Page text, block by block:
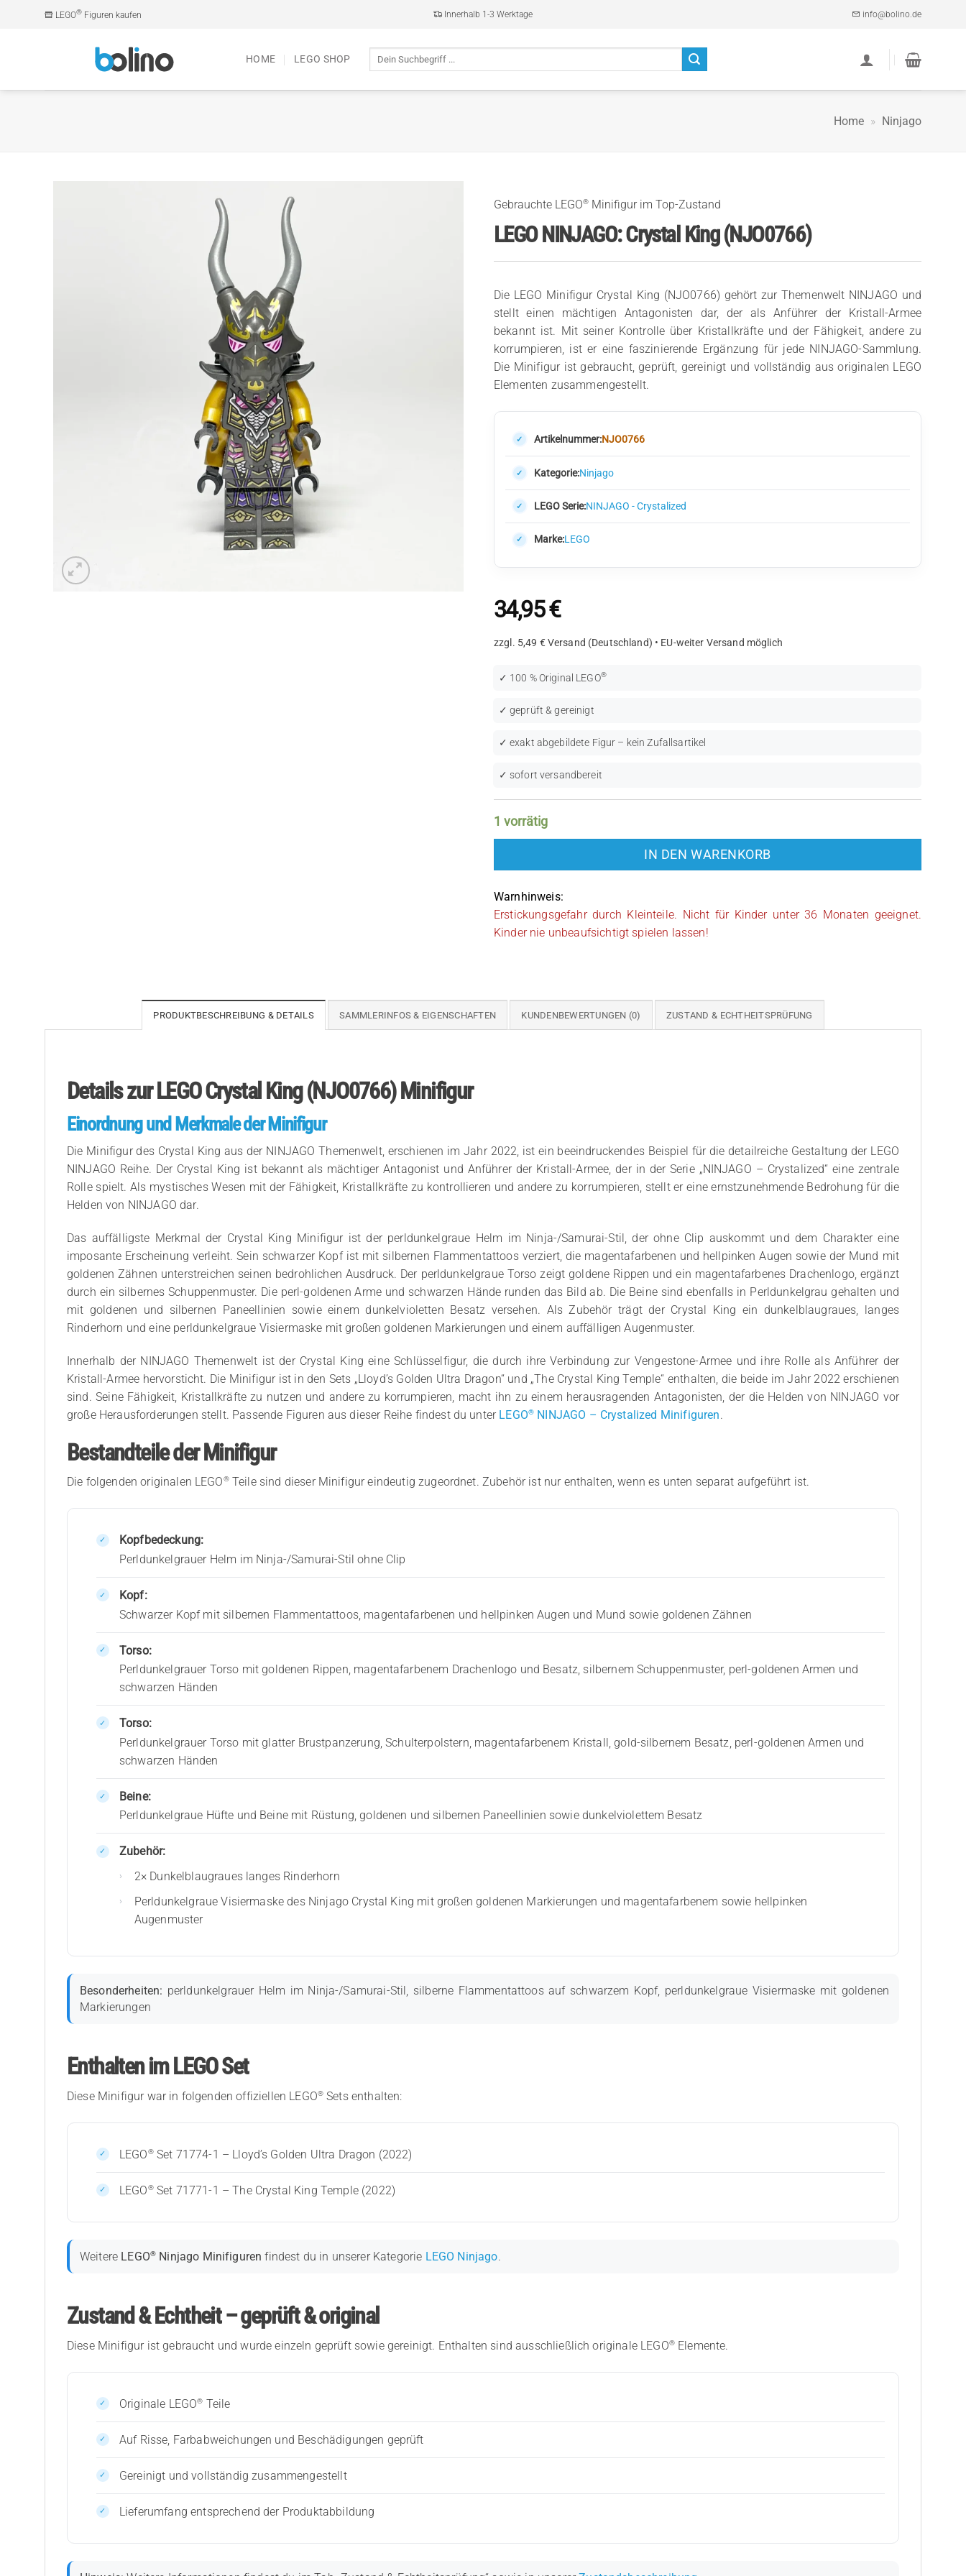
LEGO® Figuren kaufen Innerhalb 1-3 Werktage info@bolino.de
HOME LEGO SHOP
Suche
Home » Ninjago
Gebrauchte LEGO® Minifigur im Top-Zustand
LEGO NINJAGO: Crystal King (NJO0766)
Die LEGO Minifigur Crystal King (NJO0766) gehört zur Themenwelt NINJAGO und
stellt einen mächtigen Antagonisten dar, der als Anführer der Kristall-Armee
bekannt ist. Mit seiner Kontrolle über Kristallkräfte und der Fähigkeit, andere zu
korrumpieren, ist er eine faszinierende Ergänzung für jede NINJAGO-Sammlung.
Die Minifigur ist gebraucht, geprüft, gereinigt und vollständig aus originalen LEGO
Elementen zusammengestellt.
Artikelnummer:NJO0766
Kategorie:Ninjago
LEGO Serie:NINJAGO - Crystalized
Marke:LEGO
34,95€
zzgl. 5,49 € Versand (Deutschland) • EU-weiter Versand möglich
✓ 100 % Original LEGO®
✓ geprüft & gereinigt
✓ exakt abgebildete Figur – kein Zufallsartikel
✓ sofort versandbereit
1 vorrätig
IN DEN WARENKORB
Warnhinweis:
Erstickungsgefahr durch Kleinteile. Nicht für Kinder unter 36 Monaten geeignet.
Kinder nie unbeaufsichtigt spielen lassen!
PRODUKTBESCHREIBUNG & DETAILS SAMMLERINFOS & EIGENSCHAFTEN KUNDENBEWERTUNGEN (0) ZUSTAND & ECHTHEITSPRÜFUNG
Details zur LEGO Crystal King (NJO0766) Minifigur
Einordnung und Merkmale der Minifigur
Die Minifigur des Crystal King aus der NINJAGO Themenwelt, erschienen im Jahr 2022, ist ein beeindruckendes Beispiel für die detailreiche Gestaltung der LEGO
NINJAGO Reihe. Der Crystal King ist bekannt als mächtiger Antagonist und Anführer der Kristall-Armee, der in der Serie „NINJAGO – Crystalized“ eine zentrale
Rolle spielt. Als mystisches Wesen mit der Fähigkeit, Kristallkräfte zu kontrollieren und andere zu korrumpieren, stellt er eine ernstzunehmende Bedrohung für die
Helden von NINJAGO dar.
Das auffälligste Merkmal der Crystal King Minifigur ist der perldunkelgraue Helm im Ninja-/Samurai-Stil, der ohne Clip auskommt und dem Charakter eine
imposante Erscheinung verleiht. Sein schwarzer Kopf ist mit silbernen Flammentattoos verziert, die magentafarbenen und hellpinken Augen sowie der Mund mit
goldenen Zähnen unterstreichen seinen bedrohlichen Ausdruck. Der perldunkelgraue Torso zeigt goldene Rippen und ein magentafarbenes Drachenlogo, ergänzt
durch ein silbernes Schuppenmuster. Die perl-goldenen Arme und schwarzen Hände runden das Bild ab. Die Beine sind ebenfalls in Perldunkelgrau gehalten und
mit goldenen und silbernen Paneellinien sowie einem dunkelvioletten Besatz versehen. Als Zubehör trägt der Crystal King ein dunkelblaugraues, langes
Rinderhorn und eine perldunkelgraue Visiermaske mit großen goldenen Markierungen und einem auffälligen Augenmuster.
Innerhalb der NINJAGO Themenwelt ist der Crystal King eine Schlüsselfigur, die durch ihre Verbindung zur Vengestone-Armee und ihre Rolle als Anführer der
Kristall-Armee hervorsticht. Die Minifigur ist in den Sets „Lloyd’s Golden Ultra Dragon“ und „The Crystal King Temple“ enthalten, die beide im Jahr 2022 erschienen
sind. Seine Fähigkeit, Kristallkräfte zu nutzen und andere zu korrumpieren, macht ihn zu einem herausragenden Antagonisten, der die Helden von NINJAGO vor
große Herausforderungen stellt. Passende Figuren aus dieser Reihe findest du unter LEGO® NINJAGO – Crystalized Minifiguren.
Bestandteile der Minifigur
Die folgenden originalen LEGO®Teile sind dieser Minifigur eindeutig zugeordnet. Zubehör ist nur enthalten, wenn es unten separat aufgeführt ist.
Kopfbedeckung:
Perldunkelgrauer Helm im Ninja-/Samurai-Stil ohne Clip
Kopf:
Schwarzer Kopf mit silbernen Flammentattoos, magentafarbenen und hellpinken Augen und Mund sowie goldenen Zähnen
Torso:
Perldunkelgrauer Torso mit goldenen Rippen, magentafarbenem Drachenlogo und Besatz, silbernem Schuppenmuster, perl-goldenen Armen und
schwarzen Händen
Torso:
Perldunkelgrauer Torso mit glatter Brustpanzerung, Schulterpolstern, magentafarbenem Kristall, gold-silbernem Besatz, perl-goldenen Armen und
schwarzen Händen
Beine:
Perldunkelgraue Hüfte und Beine mit Rüstung, goldenen und silbernen Paneellinien sowie dunkelviolettem Besatz
Zubehör:
2× Dunkelblaugraues langes Rinderhorn
Perldunkelgraue Visiermaske des Ninjago Crystal King mit großen goldenen Markierungen und magentafarbenem sowie hellpinken
Augenmuster
Besonderheiten: perldunkelgrauer Helm im Ninja-/Samurai-Stil, silberne Flammentattoos auf schwarzem Kopf, perldunkelgraue Visiermaske mit goldenen
Markierungen
Enthalten im LEGO Set
Diese Minifigur war in folgenden offiziellen LEGO® Sets enthalten:
LEGO®Set 71774-1 – Lloyd’s Golden Ultra Dragon (2022)
LEGO®Set 71771-1 – The Crystal King Temple (2022)
Weitere LEGO® Ninjago Minifiguren findest du in unserer Kategorie LEGO Ninjago.
Zustand & Echtheit – geprüft & original
Diese Minifigur ist gebraucht und wurde einzeln geprüft sowie gereinigt. Enthalten sind ausschließlich originale LEGO®Elemente.
Originale LEGO® Teile
Auf Risse, Farbabweichungen und Beschädigungen geprüft
Gereinigt und vollständig zusammengestellt
Lieferumfang entsprechend der Produktabbildung